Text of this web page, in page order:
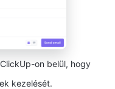
on belül, hogy
kezelését.